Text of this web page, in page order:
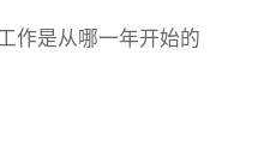
作是从哪一年开始的